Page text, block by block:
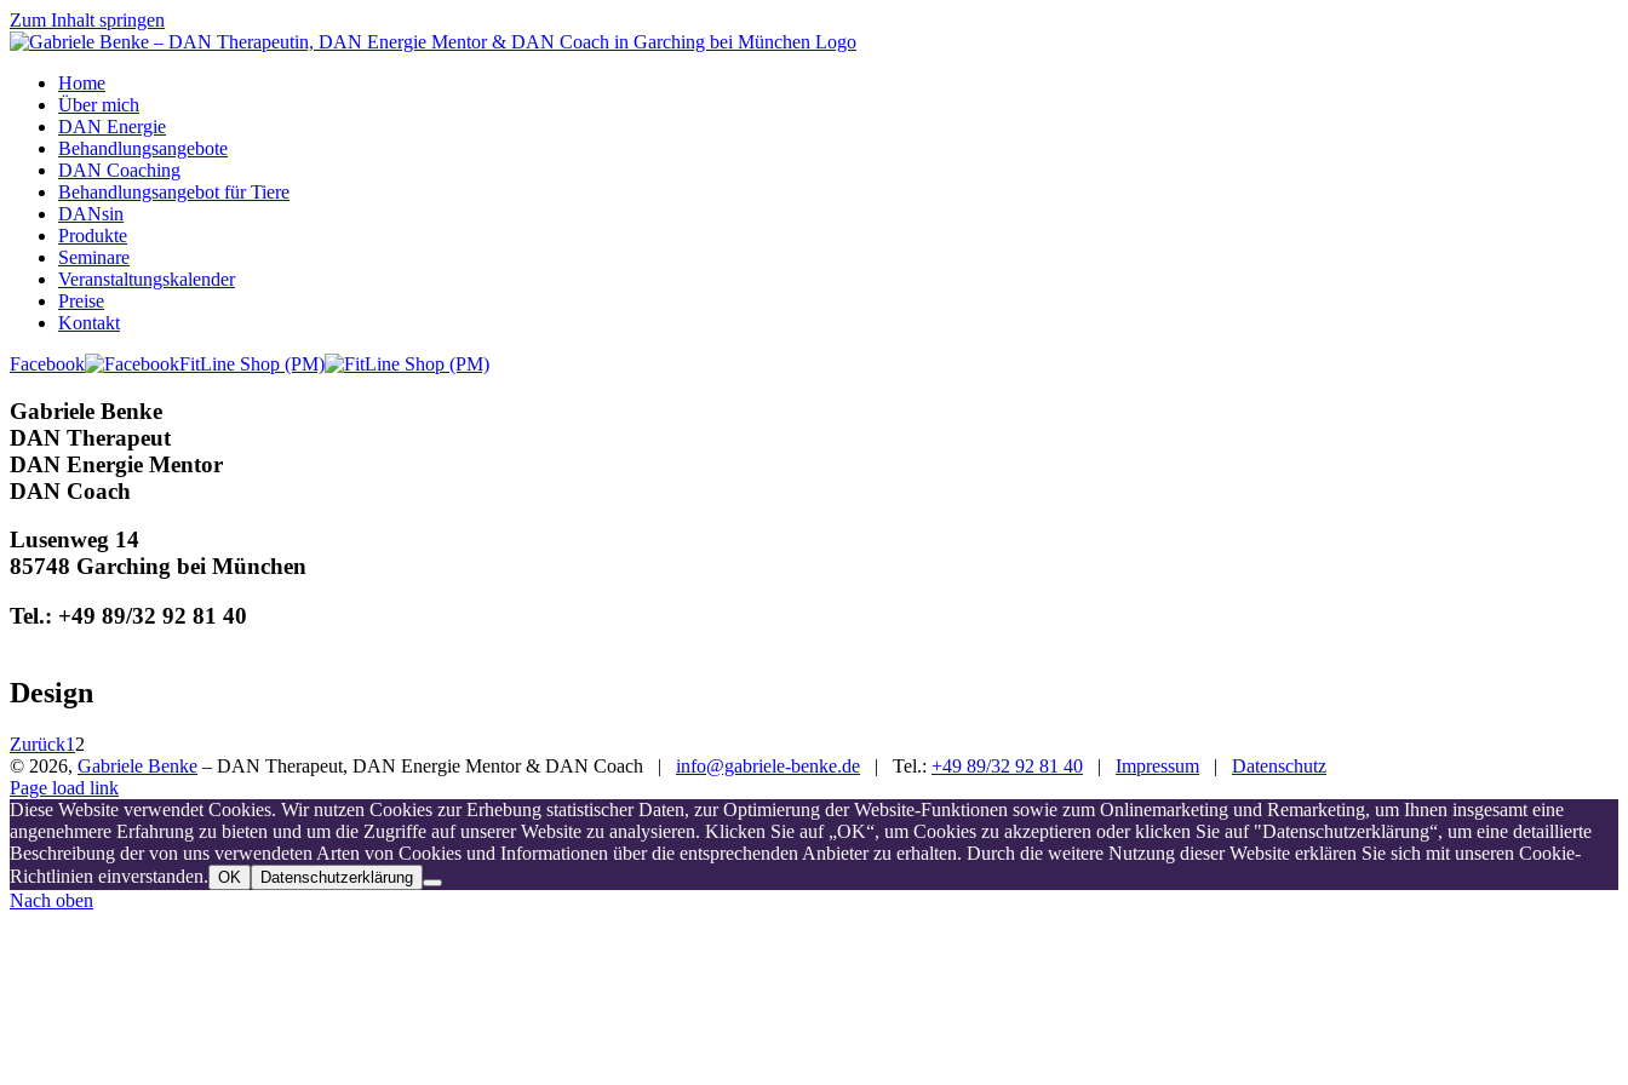
Zum Inhalt springen
Home
Über mich
DAN Energie
Behandlungsangebote
DAN Coaching
Behandlungsangebot für Tiere
DANsin
Produkte
Seminare
Veranstaltungskalender
Preise
Kontakt
Facebook
FitLine Shop (PM)
Gabriele Benke
DAN Therapeut
DAN Energie Mentor
DAN Coach
Lusenweg 14
85748 Garching bei München
Tel.: +49 89/32 92 81 40
Design
Zurück1 2
© 2026, Gabriele Benke – DAN Therapeut, DAN Energie Mentor & DAN Coach | info@gabriele-benke.de | Tel.: +49 89/32 92 81 40 | Impressum | Datenschutz
Page load link
Diese Website verwendet Cookies. Wir nutzen Cookies zur Erhebung statistischer Daten, zur Optimierung der Website-Funktionen sowie zum Onlinemarketing und Remarketing, um Ihnen insgesamt eine
angenehmere Erfahrung zu bieten und um die Zugriffe auf unserer Website zu analysieren. Klicken Sie auf „OK“, um Cookies zu akzeptieren oder klicken Sie auf "Datenschutzerklärung“, um eine detaillierte
Beschreibung der von uns verwendeten Arten von Cookies und Informationen über die entsprechenden Anbieter zu erhalten. Durch die weitere Nutzung dieser Website erklären Sie sich mit unseren Cookie-
Richtlinien einverstanden. OK Datenschutzerklärung
Nach oben